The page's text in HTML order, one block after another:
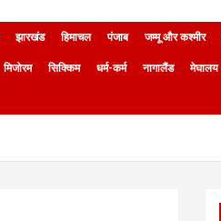
झारखंड हिमाचल पंजाब जम्मू और कश्मीर
मिजोरम सिक्किम धर्म-कर्म नागालैंड मेघालय